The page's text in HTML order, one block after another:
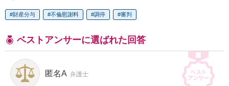
財産分与 不倫慰謝料 調停 審判
ベストアンサーに選ばれた回答
匿名A 弁護士